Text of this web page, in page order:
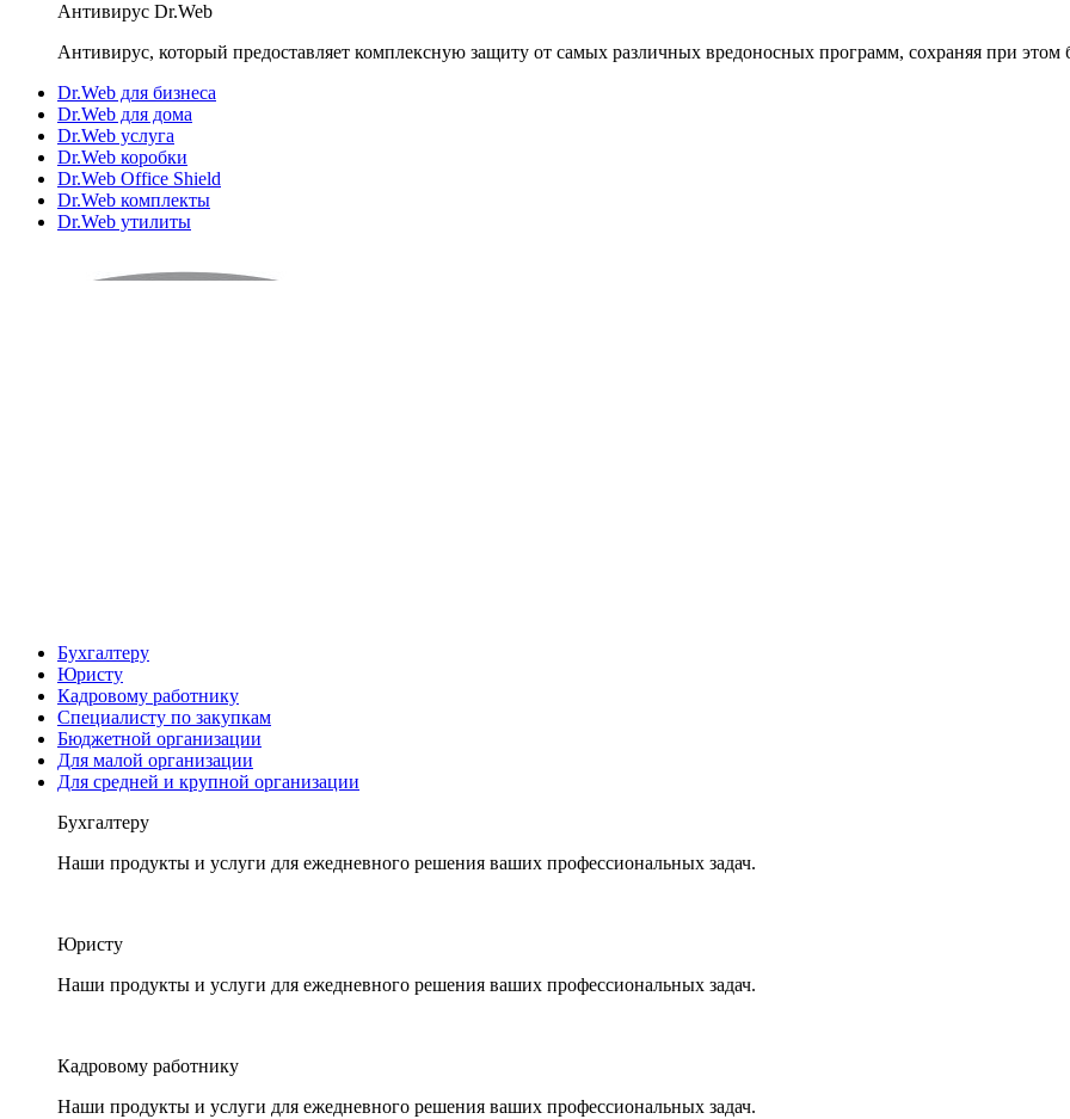
Антивирус Dr.Web
Антивирус, который предоставляет комплексную защиту от самых различных вредоносных программ, сохраняя при этом
Dr.Web для бизнеса
Dr.Web для дома
Dr.Web услуга
Dr.Web коробки
Dr.Web Office Shield
Dr.Web комплекты
Dr.Web утилиты
Бухгалтеру
Юристу
Кадровому работнику
Специалисту по закупкам
Бюджетной организации
Для малой организации
Для средней и крупной организации
Бухгалтеру
Наши продукты и услуги для ежедневного решения ваших профессиональных задач.
Юристу
Наши продукты и услуги для ежедневного решения ваших профессиональных задач.
Кадровому работнику
Наши продукты и услуги для ежедневного решения ваших профессиональных задач.